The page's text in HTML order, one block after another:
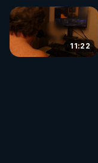
Invitation à
--------
https://
11:22